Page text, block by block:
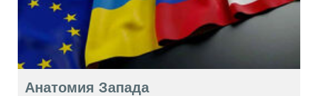
Анатомия Запада